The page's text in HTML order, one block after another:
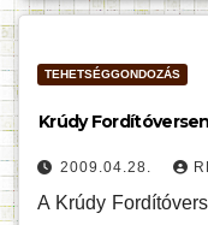
TEHETSÉGGONDOZÁS
Krúdy
2009.04.28.
A Krúdy